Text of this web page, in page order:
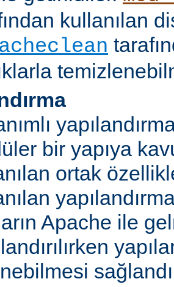
kullanılan
bir yapıya
ortak
Apache ile